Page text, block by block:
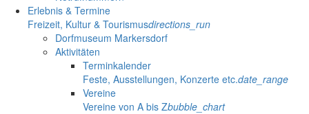
Erlebnis & Termine
Freizeit, Kultur & Tourismusdirections_run
Dorfmuseum Markersdorf
Aktivitäten
Terminkalender
Feste, Ausstellungen, Konzerte etc.date_range
Vereine
Vereine von A bis Zbubble_chart